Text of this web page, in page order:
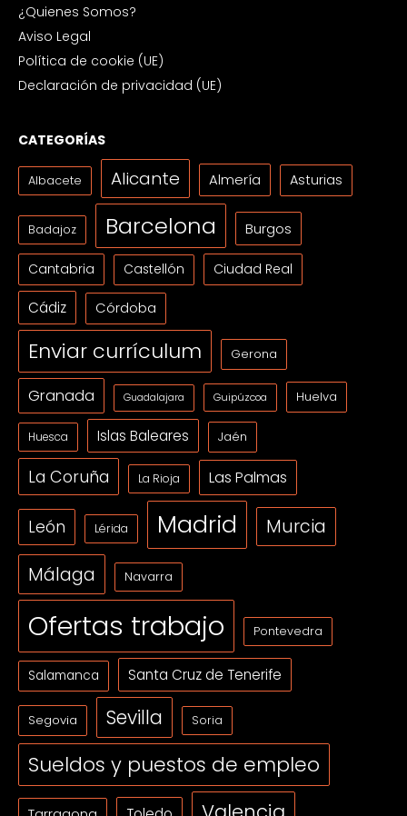
¿Quienes Somos?
Aviso Legal
Política de cookie (UE)
Declaración de privacidad (UE)
CATEGORÍAS
Albacete Alicante Almería Asturias
Badajoz Barcelona Burgos
Cantabria Castellón Ciudad Real
Cádiz Córdoba
Enviar currículum Gerona
Granada Guadalajara Guipúzcoa Huelva
Huesca Islas Baleares Jaén
La Coruña La Rioja Las Palmas
León Lérida Madrid Murcia
Málaga Navarra
Ofertas trabajo Pontevedra
Salamanca Santa Cruz de Tenerife
Segovia Sevilla Soria
Sueldos y puestos de empleo